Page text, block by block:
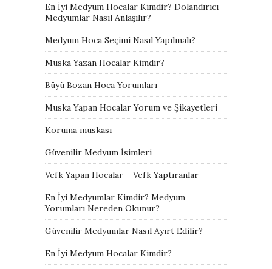
En İyi Medyum Hocalar Kimdir? Dolandırıcı
Medyumlar Nasıl Anlaşılır?
Medyum Hoca Seçimi Nasıl Yapılmalı?
Muska Yazan Hocalar Kimdir?
Büyü Bozan Hoca Yorumları
Muska Yapan Hocalar Yorum ve Şikayetleri
Koruma muskası
Güvenilir Medyum İsimleri
Vefk Yapan Hocalar – Vefk Yaptıranlar
En İyi Medyumlar Kimdir? Medyum
Yorumları Nereden Okunur?
Güvenilir Medyumlar Nasıl Ayırt Edilir?
En İyi Medyum Hocalar Kimdir?